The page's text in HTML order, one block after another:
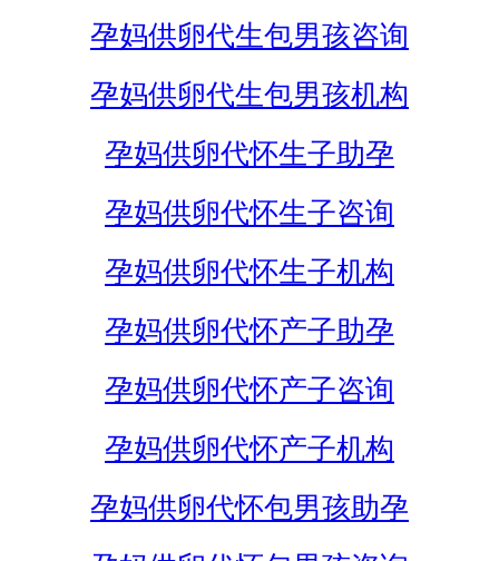
孕妈供卵代生包男孩咨询
孕妈供卵代生包男孩机构
孕妈供卵代怀生子助孕
孕妈供卵代怀生子咨询
孕妈供卵代怀生子机构
孕妈供卵代怀产子助孕
孕妈供卵代怀产子咨询
孕妈供卵代怀产子机构
孕妈供卵代怀包男孩助孕